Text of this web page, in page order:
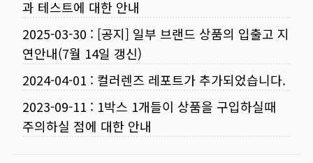
과 테스트에 대한 안내
2025-03-30 : [공지] 일부 브랜드 상품의 입출고 지
연안내(7월 14일 갱신)
2024-04-01 : 컬러렌즈 레포트가 추가되었습니다.
2023-09-11 : 1박스 1개들이 상품을 구입하실때
주의하실 점에 대한 안내